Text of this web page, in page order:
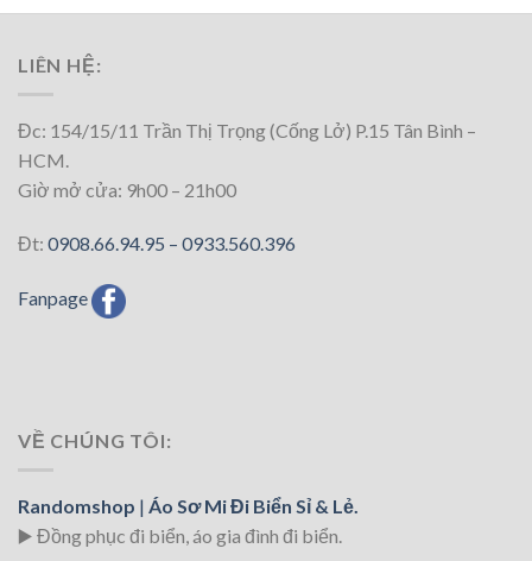
LIÊN HỆ:
Đc: 154/15/11 Trần Thị Trọng (Cống Lở) P.15 Tân Bình –
HCM.
Giờ mở cửa: 9h00 – 21h00
Đt: 0908.66.94.95 – 0933.560.396
Fanpage
VỀ CHÚNG TÔI:
Randomshop | Áo Sơ Mi Đi Biển Sỉ & Lẻ.
▶️ Đồng phục đi biển, áo gia đình đi biển.